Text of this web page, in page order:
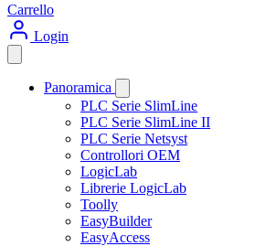
Carrello
Login
Panoramica
PLC Serie SlimLine
PLC Serie SlimLine II
PLC Serie Netsyst
Controllori OEM
LogicLab
Librerie LogicLab
Toolly
EasyBuilder
EasyAccess